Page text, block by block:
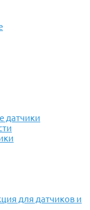
датчики
для датчиков и